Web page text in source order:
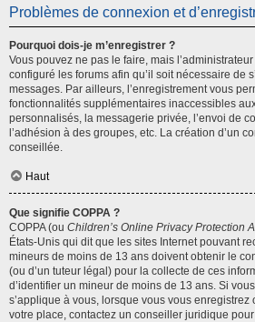
Problèmes de connexion et
Pourquoi dois-je m’enregistrer ?
Vous pouvez ne pas le faire, mais
configuré les forums afin qu’il soit nécessaire de
messages. Par ailleurs, l’enregistrement vous
fonctionnalités supplémentaires inaccessibles
personnalisés, la messagerie privée, l’envoi de
l’adhésion à des groupes, etc. La création d’un
conseillée.
Haut
Que signifie COPPA ?
COPPA (ou Children’s Online Privacy Protection
États-Unis qui dit que les sites Internet pouvant
mineurs de moins de 13 ans doivent obtenir le
(ou d’un tuteur légal) pour la collecte de ces
d’identifier un mineur de moins de 13 ans. Si
s’applique à vous, lorsque vous vous enregistrez
votre place, contactez un conseiller juridique